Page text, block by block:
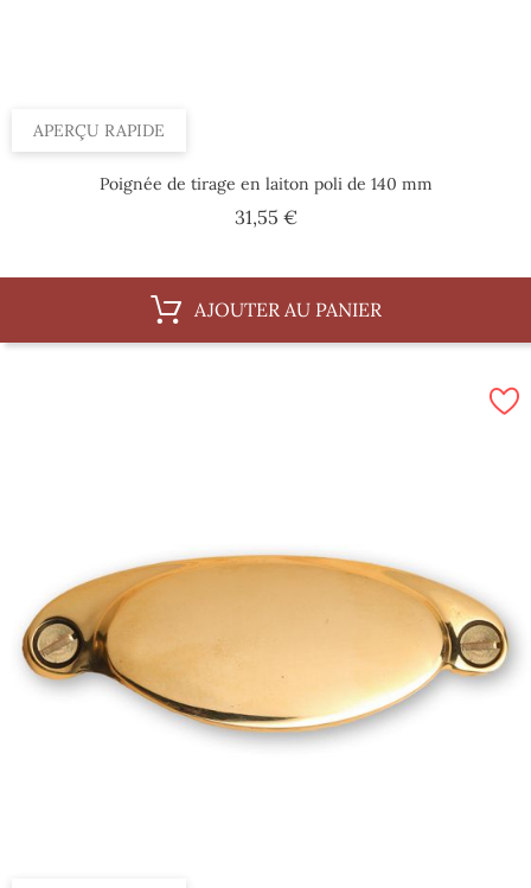
APERÇU RAPIDE
Poignée de tirage en laiton poli de 140 mm
31,55 €Prix
AJOUTER AU PANIER